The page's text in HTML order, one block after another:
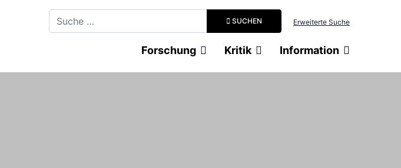
SUCHEN Erweiterte Suche
Forschung Kritik Information